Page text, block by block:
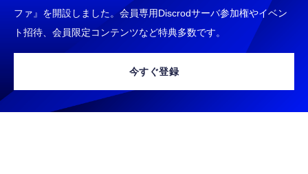
ファ』を開設しました。会員専用Discrodサーバ参加権やイベン
ト招待、会員限定コンテンツなど特典多数です。
今すぐ登録